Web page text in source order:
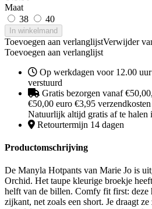
Maat
38
40
In winkelmand
Toevoegen aan verlanglijstVerwijder
Toevoegen aan verlanglijst
Op werkdagen voor 12.00
verstuurd
Gratis bezorgen vanaf
€50,00 euro €3,95
Natuurlijk altijd gratis af te halen
Retourtermijn 14 dagen
Productomschrijving
De Manyla Hotpants van Marie Jo is
Orchid. Het taupe kleurige broekje
helft van de billen. Comfy fit first: deze
zijkant, net zoals een short. Je draagt